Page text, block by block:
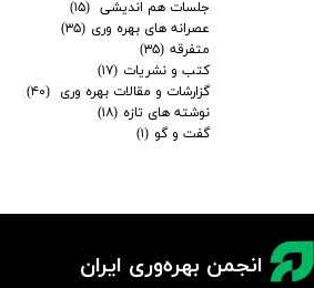
جلسات هم اندیشی (۱۵)
عصرانه های بهره وری (۳۵)
متفرقه (۳۵)
کتب و نشریات (۱۷)
گزارشات و مقالات بهره وری
(۴۰)
نوشته های تازه (۱۸)
گفت و گو (۱)
انجمن بهره‌وری ایران